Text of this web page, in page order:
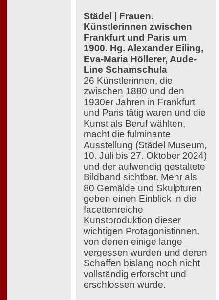
Städel | Frauen.
Künstlerinnen zwischen
Frankfurt und Paris um
1900. Hg. Alexander Eiling,
Eva-Maria Höllerer, Aude-
Line Schamschula
26 Künstlerinnen, die
zwischen 1880 und den
1930er Jahren in Frankfurt
und Paris tätig waren und die
Kunst als Beruf wählten,
macht die fulminante
Ausstellung (Städel Museum,
10. Juli bis 27. Oktober 2024)
und der aufwendig gestaltete
Bildband sichtbar. Mehr als
80 Gemälde und Skulpturen
geben einen Einblick in die
facettenreiche
Kunstproduktion dieser
wichtigen Protagonistinnen,
von denen einige lange
vergessen wurden und deren
Schaffen bislang noch nicht
vollständig erforscht und
erschlossen wurde.